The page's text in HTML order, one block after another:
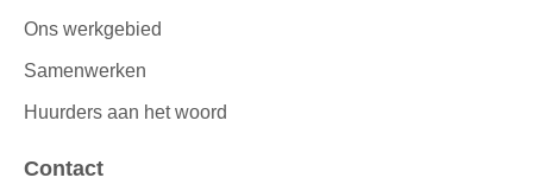
Ons werkgebied
Samenwerken
Huurders aan het woord
Contact